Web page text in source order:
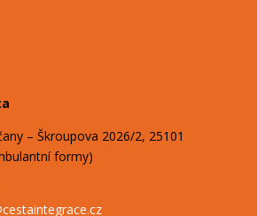
– Škroupova 2026/2, 25101
formy)